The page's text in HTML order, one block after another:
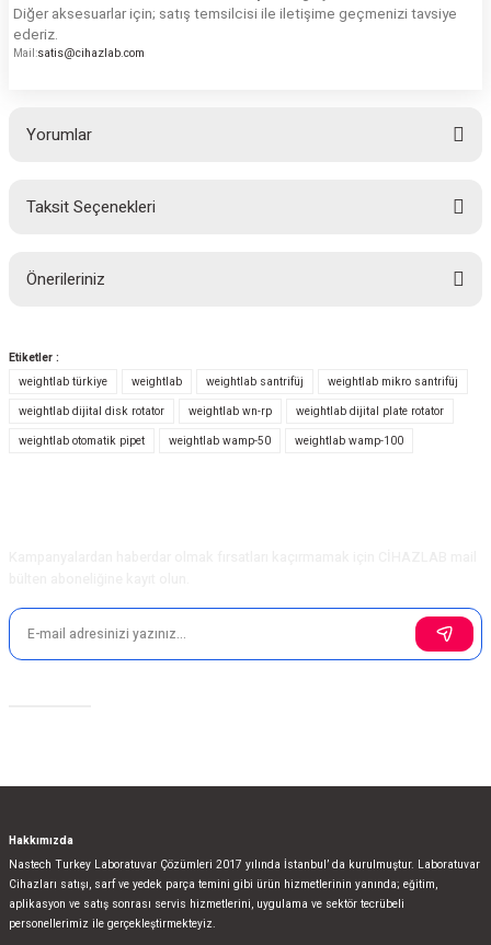
Diğer aksesuarlar için; satış temsilcisi ile iletişime geçmenizi tavsiye
ederiz.
Mail :satis@cihazlab.com
Yorumlar
Taksit Seçenekleri
Önerileriniz
yetersiz gördüğünüz noktaları öneri formunu kullanarak tarafımıza
iletebilirsiniz.
Görüş ve önerileriniz için teşekkür ederiz.
Ürün resmi kalitesiz, bozuk veya görüntülenemiyor.
Etiketler :
weightlab türkiye
weightlab weightlab santrifüj
weightlab mikro santrifüj
weightlab dijital disk rotator
weightlab wn-rp
weightlab dijital plate rotator
weightlab otomatik pipet
weightlab wamp-50 weightlab wamp-100
Hakkımızda
Nastech Turkey Laboratuvar Çözümleri 2017 yılında İstanbul’ da kurulmuştur. Laboratuvar
Cihazları satışı, sarf ve yedek parça temini gibi ürün hizmetlerinin yanında; eğitim,
aplikasyon ve satış sonrası servis hizmetlerini, uygulama ve sektör tecrübeli
personellerimiz ile gerçekleştirmekteyiz.